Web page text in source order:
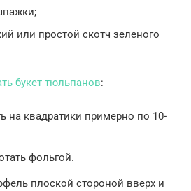
или простой скотч зеленого
букет тюльпанов:
на квадратики примерно по 10-
фольгой.
плоской стороной вверх и